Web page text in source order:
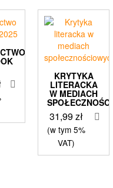
KRYTYKA
LITERACKA
W MEDIACH
31,99zł
(w tym 5%
VAT)